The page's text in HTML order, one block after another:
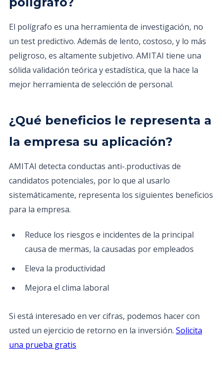
El polígrafo es una herramienta de investigación, no
un test predictivo. Además de lento, costoso, y lo más
peligroso, es altamente subjetivo. AMITAI tiene una
sólida validación teórica y estadística, que la hace la
mejor herramienta de selección de personal.
¿Qué beneficios le representa a
la empresa su aplicación?
AMITAI detecta conductas anti-.productivas de
candidatos potenciales, por lo que al usarlo
sistemáticamente, representa los siguientes beneficios
para la empresa.
Reduce los riesgos e incidentes de la principal
causa de mermas, la causadas por empleados
Eleva la productividad
Mejora el clima laboral
Si está interesado en ver cifras, podemos hacer con
usted un ejercicio de retorno en la inversión. Solicita
una prueba gratis